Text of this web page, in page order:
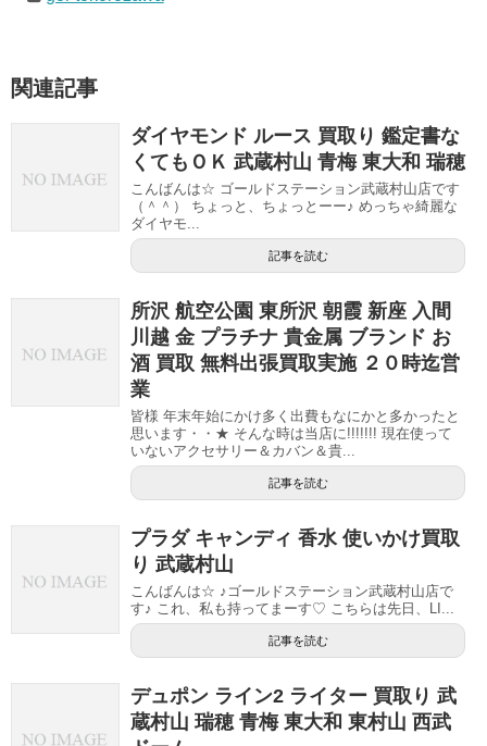
関連記事
ダイヤモンド ルース 買取り 鑑定書な
くてもＯＫ 武蔵村山 青梅 東大和 瑞穂
こんばんは☆ ゴールドステーション武蔵村山店です
（＾＾） ちょっと、ちょっとーー♪ めっちゃ綺麗な
ダイヤモ...
記事を読む
所沢 航空公園 東所沢 朝霞 新座 入間
川越 金 プラチナ 貴金属 ブランド お
酒 買取 無料出張買取実施 ２０時迄営
業
皆様 年末年始にかけ多く出費もなにかと多かったと
思います・・★ そんな時は当店に!!!!!!! 現在使って
いないアクセサリー＆カバン＆貴...
記事を読む
プラダ キャンディ 香水 使いかけ買取
り 武蔵村山
こんばんは☆ ♪ゴールドステーション武蔵村山店で
す♪ これ、私も持ってまーす♡ こちらは先日、LI...
記事を読む
デュポン ライン2 ライター 買取り 武
蔵村山 瑞穂 青梅 東大和 東村山 西武